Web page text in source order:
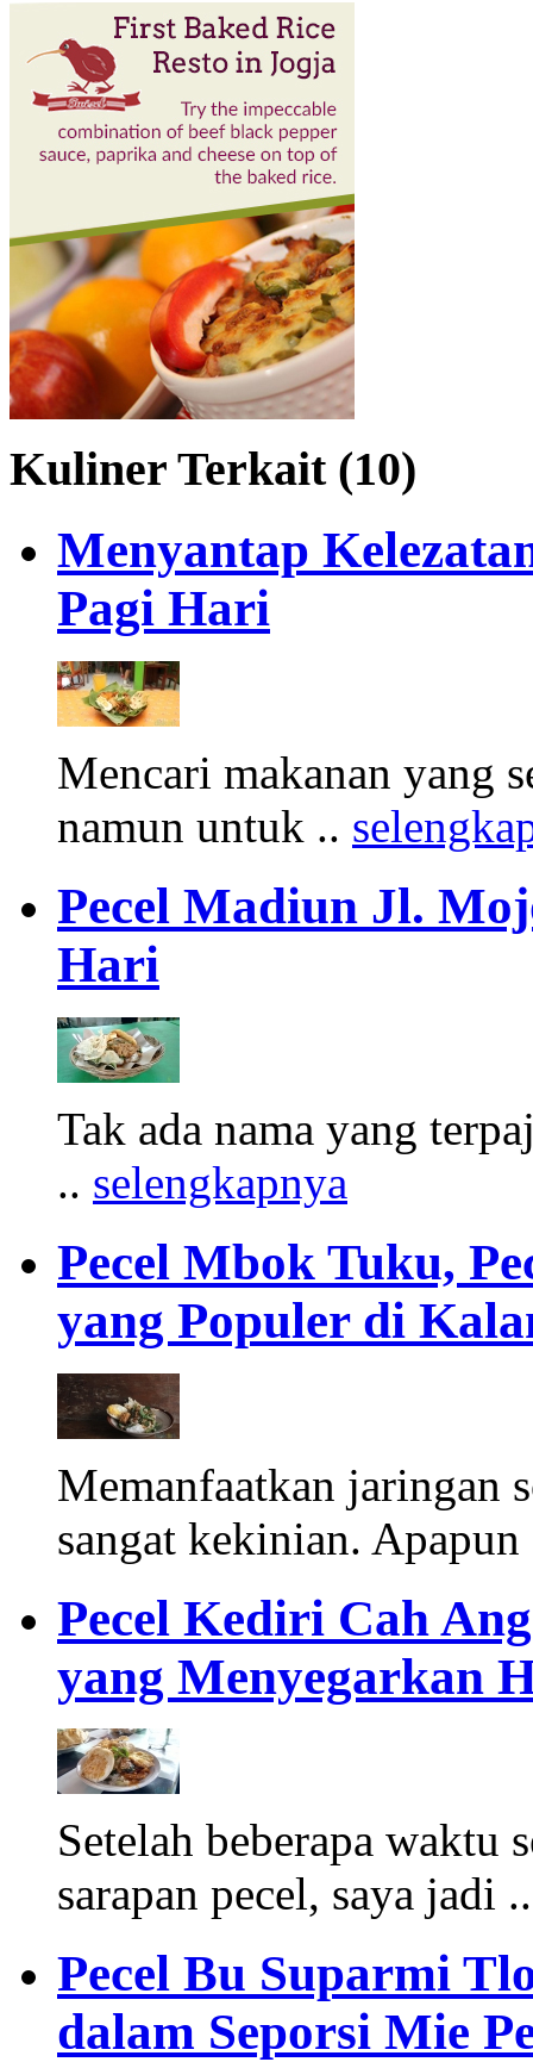
Kuliner Terkait (10)
Menyantap
Pagi Hari
Mencari makanan yang
namun untuk ..
Pecel Madiun Jl.
Hari
Tak ada nama yang
.. selengkapnya
Pecel Mbok Tuku,
yang Populer di
Memanfaatkan jaringan
sangat kekinian.
Pecel Kediri Cah
yang Menyegarkan
Setelah beberapa waktu
sarapan pecel, saya jadi
Pecel Bu Suparmi
dalam Seporsi Mie